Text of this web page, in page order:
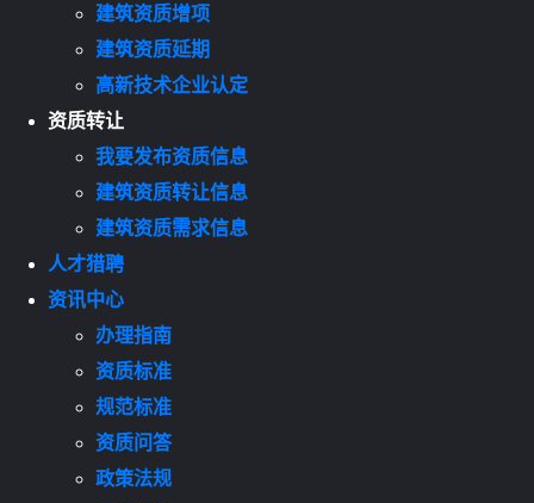
建筑资质增项
建筑资质延期
高新技术企业认定
资质转让
我要发布资质信息
建筑资质转让信息
建筑资质需求信息
人才猎聘
资讯中心
办理指南
资质标准
规范标准
资质问答
政策法规